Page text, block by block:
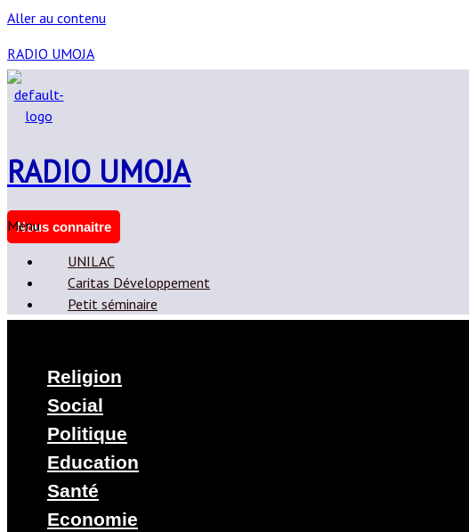
Aller au contenu
RADIO UMOJA
RADIO UMOJA
Nous connaitre
Menu
UNILAC
Caritas Développement
Petit séminaire
Religion
Social
Politique
Education
Santé
Economie